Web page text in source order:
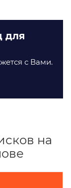
для
с Вами.
на